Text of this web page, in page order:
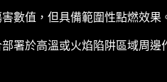
數值，但具備範圍性點燃效果
署於高溫或火焰陷阱區域周邊